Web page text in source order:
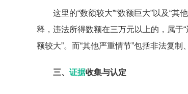
这里的“数额较大”“数额巨大”以及“
释，违法所得数额在三万元以上的，属于“
额较大”。而“其他严重情节”包括非法复
三、 证据收集与认定